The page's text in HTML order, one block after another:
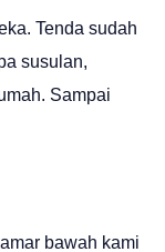
Tenda sudah
susulan,
Sampai
bawah kami